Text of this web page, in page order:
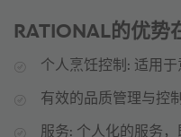
RATIONAL的优势
个人烹饪控制: 适用
有效的品质管理与控
服务: 个人化的服务